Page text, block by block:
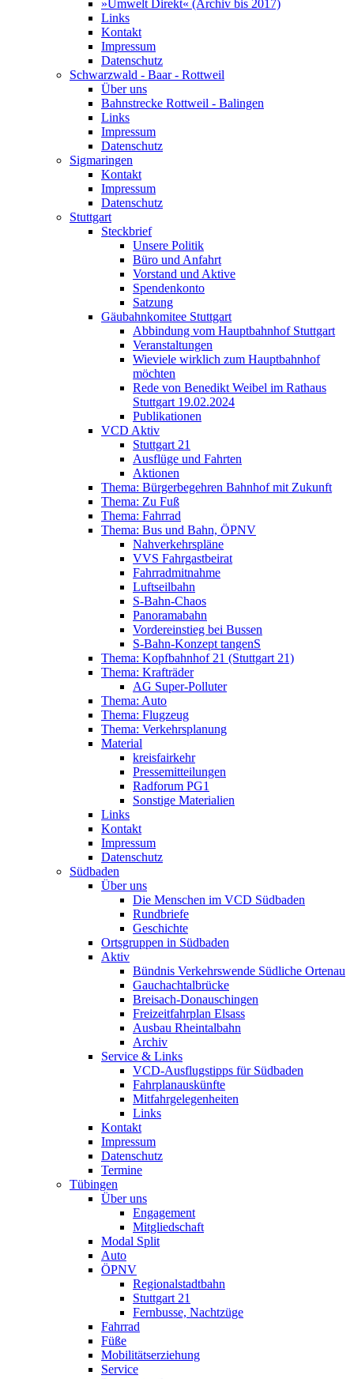
»Umwelt Direkt« (Archiv bis 2017)
Links
Kontakt
Impressum
Datenschutz
Schwarzwald - Baar - Rottweil
Über uns
Bahnstrecke Rottweil - Balingen
Links
Impressum
Datenschutz
Sigmaringen
Kontakt
Impressum
Datenschutz
Stuttgart
Steckbrief
Unsere Politik
Büro und Anfahrt
Vorstand und Aktive
Spendenkonto
Satzung
Gäubahnkomitee Stuttgart
Abbindung vom Hauptbahnhof Stuttgart
Veranstaltungen
Wieviele wirklich zum Hauptbahnhof
möchten
Rede von Benedikt Weibel im Rathaus
Stuttgart 19.02.2024
Publikationen
VCD Aktiv
Stuttgart 21
Ausflüge und Fahrten
Aktionen
Thema: Bürgerbegehren Bahnhof mit Zukunft
Thema: Zu Fuß
Thema: Fahrrad
Thema: Bus und Bahn, ÖPNV
Nahverkehrspläne
VVS Fahrgastbeirat
Fahrradmitnahme
Luftseilbahn
S-Bahn-Chaos
Panoramabahn
Vordereinstieg bei Bussen
S-Bahn-Konzept tangenS
Thema: Kopfbahnhof 21 (Stuttgart 21)
Thema: Krafträder
AG Super-Polluter
Thema: Auto
Thema: Flugzeug
Thema: Verkehrsplanung
Material
kreisfairkehr
Pressemitteilungen
Radforum PG1
Sonstige Materialien
Links
Kontakt
Impressum
Datenschutz
Südbaden
Über uns
Die Menschen im VCD Südbaden
Rundbriefe
Geschichte
Ortsgruppen in Südbaden
Aktiv
Bündnis Verkehrswende Südliche Ortenau
Gauchachtalbrücke
Breisach-Donauschingen
Freizeitfahrplan Elsass
Ausbau Rheintalbahn
Archiv
Service & Links
VCD-Ausflugstipps für Südbaden
Fahrplanauskünfte
Mitfahrgelegenheiten
Links
Kontakt
Impressum
Datenschutz
Termine
Tübingen
Über uns
Engagement
Mitgliedschaft
Modal Split
Auto
ÖPNV
Regionalstadtbahn
Stuttgart 21
Fernbusse, Nachtzüge
Fahrrad
Füße
Mobilitätserziehung
Service